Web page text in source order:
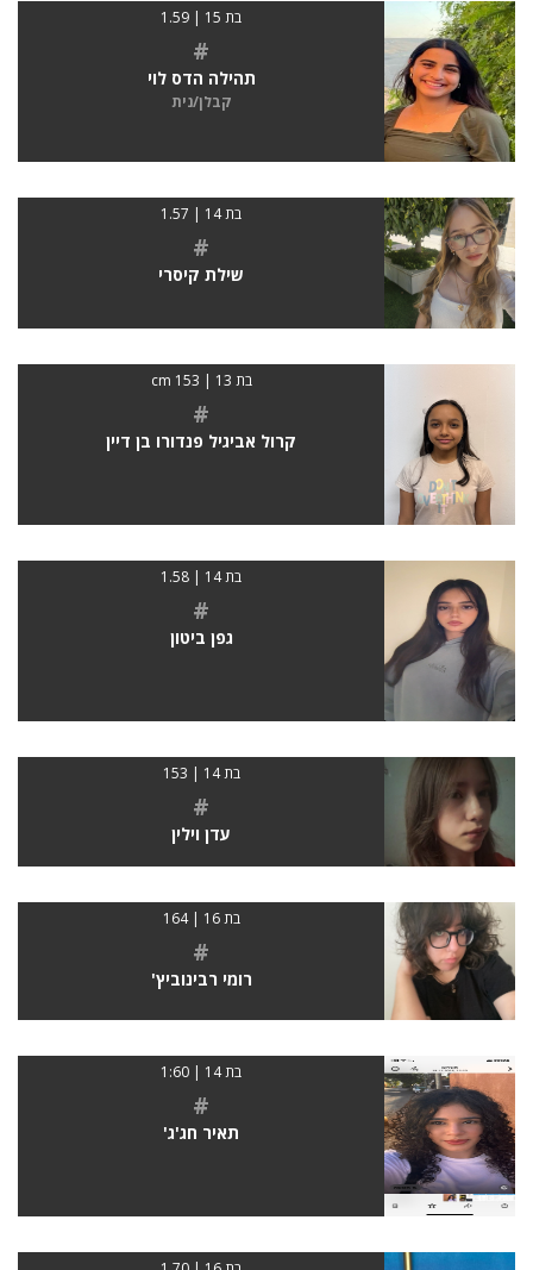
בת 15 | 1.59
#
תהילה הדס לוי
קבלן/נית
בת 14 | 1.57
#
שילת קיסרי
בת 13 | 153 cm
#
קרול אביגיל פנדורו בן דיין
בת 14 | 1.58
#
גפן ביטון
בת 14 | 153
#
עדן וילין
בת 16 | 164
#
רומי רבינוביץ'
בת 14 | 1:60
#
תאיר חג'ג'